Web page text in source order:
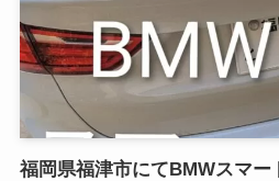
福岡県福津市にてBMWスマー